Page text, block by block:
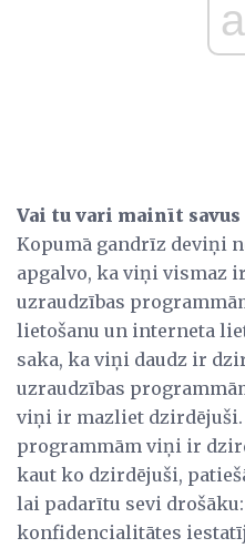
Vai tu vari mainīt
Kopumā gandrīz deviņi
apgalvo, ka viņi vismaz
uzraudzības
lietošanu un interneta
saka, ka viņi daudz ir
uzraudzības
viņi ir mazliet
programmām viņi ir
kaut ko dzirdējuši,
lai padarītu sevi
konfidencialitātes